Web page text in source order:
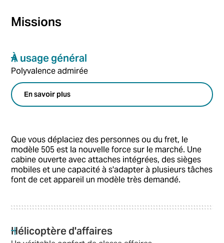
Missions
À usage général
Polyvalence admirée
En savoir plus
Que vous déplaciez des personnes ou du fret, le
modèle 505 est la nouvelle force sur le marché. Une
cabine ouverte avec attaches intégrées, des sièges
mobiles et une capacité à s'adapter à plusieurs tâches
font de cet appareil un modèle très demandé.
Hélicoptère d'affaires